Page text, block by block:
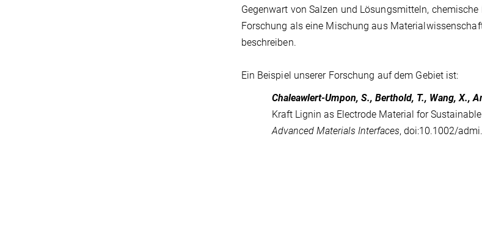
Gegenwart von Salzen und Lösungsmitteln,
Forschung als eine Mischung aus
beschreiben.
Ein Beispiel unserer Forschung auf dem Gebiet ist:
Chaleawlert-Umpon, S., Berthold, T., Wang, X.,
Kraft Lignin as Electrode Material for
Advanced Materials Interfaces, doi:10.1002/